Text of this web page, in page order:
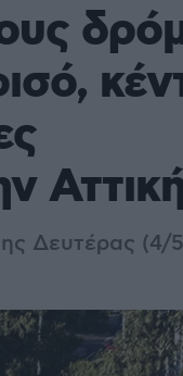
Δευτέρας